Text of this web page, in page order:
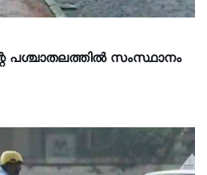
പശ്ചാതലത്തിൽ സംസ്ഥാനം